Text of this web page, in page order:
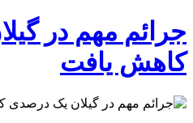
جرائم مهم در
کاهش یافت